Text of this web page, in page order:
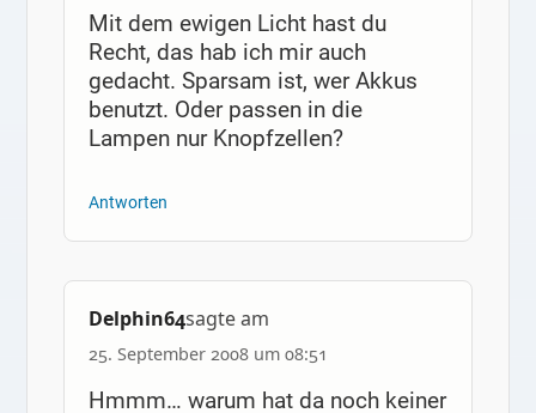
Mit dem ewigen Licht hast du
Recht, das hab ich mir auch
gedacht. Sparsam ist, wer Akkus
benutzt. Oder passen in die
Lampen nur Knopfzellen?
Antworten
Delphin64sagte am
25. September 2008 um 08:51
Hmmm… warum hat da noch keiner